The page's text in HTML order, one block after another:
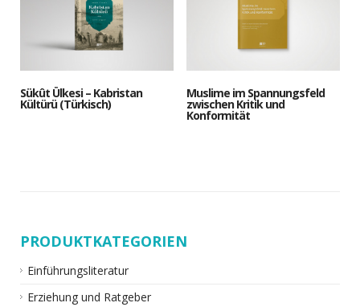
Sükût Ülkesi – Kabristan
Kültürü (Türkisch)
Muslime im Spannungsfeld
zwischen Kritik und
Konformität
PRODUKTKATEGORIEN
Einführungsliteratur
Erziehung und Ratgeber